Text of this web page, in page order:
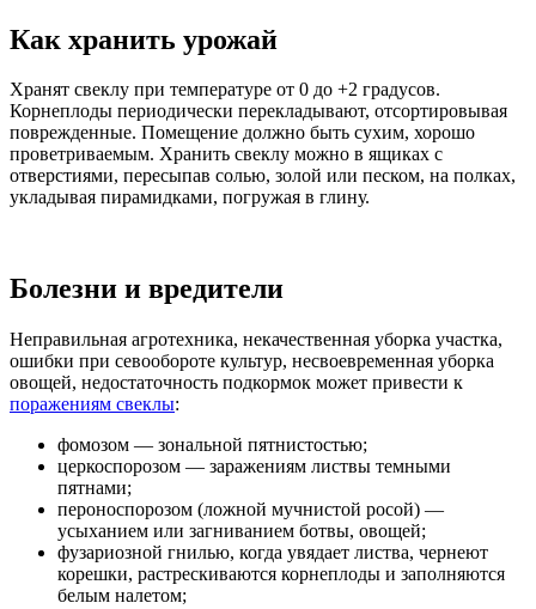
Как хранить урожай
Хранят свеклу при температуре от 0 до +2 градусов.
Корнеплоды периодически перекладывают, отсортировывая
поврежденные. Помещение должно быть сухим, хорошо
проветриваемым. Хранить свеклу можно в ящиках с
отверстиями, пересыпав солью, золой или песком, на полках,
укладывая пирамидками, погружая в глину.
Болезни и вредители
Неправильная агротехника, некачественная уборка участка,
ошибки при севообороте культур, несвоевременная уборка
овощей, недостаточность подкормок может привести к
поражениям свеклы:
фомозом — зональной пятнистостью;
церкоспорозом — заражениям листвы темными
пятнами;
пероноспорозом (ложной мучнистой росой) —
усыханием или загниванием ботвы, овощей;
фузариозной гнилью, когда увядает листва, чернеют
корешки, растрескиваются корнеплоды и заполняются
белым налетом;